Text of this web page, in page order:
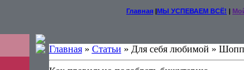
Главная МЫ УСПЕВАЕМ ВСЁ!
Главная» Статьи » Для себя любимой »